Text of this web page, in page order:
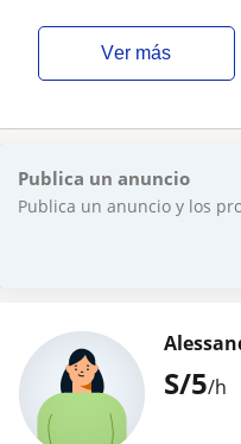
ver más
Publica un anuncio
Publica un anuncio y los
S/5/h